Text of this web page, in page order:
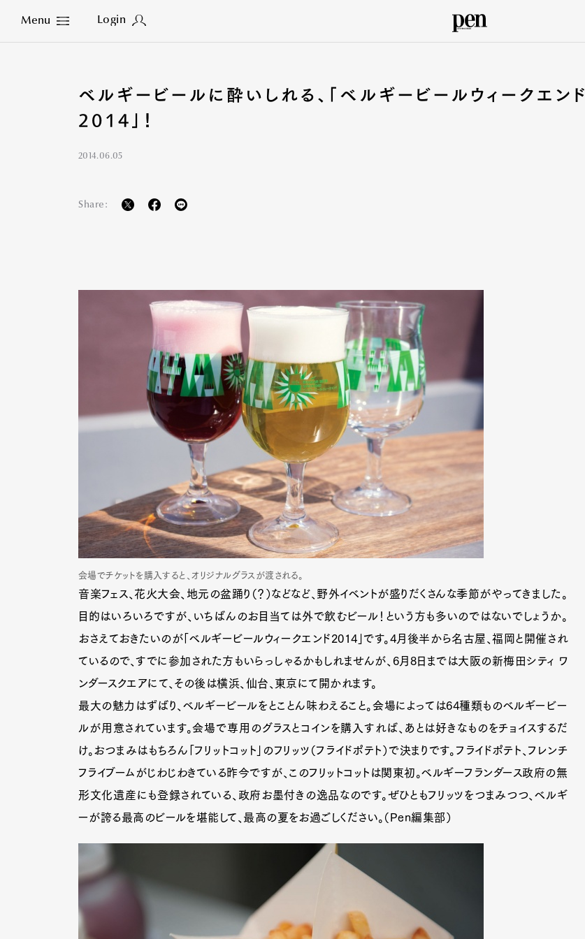
Menu Login
Close
ベルギービールに酔いしれる、「ベルギービールウィークエンド
2014」！
2014.06.05
Share:
会場でチケットを購入すると、オリジナルグラスが渡される。
音楽フェス、花火大会、地元の盆踊り（？）などなど、野外イベントが盛りだくさんな季節がやってきました。
目的はいろいろですが、いちばんのお目当ては外で飲むビール！という方も多いのではないでしょうか。
おさえておきたいのが「ベルギービールウィークエンド2014」です。4月後半から名古屋、福岡と開催され
ているので、すでに参加された方もいらっしゃるかもしれませんが、6月8日までは大阪の新梅田シティ ワ
ンダースクエアにて、その後は横浜、仙台、東京にて開かれます。
最大の魅力はずばり、ベルギービールをとことん味わえること。会場によっては64種類ものベルギービー
ルが用意されています。会場で専用のグラスとコインを購入すれば、あとは好きなものをチョイスするだ
け。おつまみはもちろん「フリットコット」のフリッツ（フライドポテト）で決まりです。フライドポテト、フレンチ
フライブームがじわじわきている昨今ですが、このフリットコットは関東初。ベルギーフランダース政府の無
形文化遺産にも登録されている、政府お墨付きの逸品なのです。ぜひともフリッツをつまみつつ、ベルギ
ーが誇る最高のビールを堪能して、最高の夏をお過ごしください。（Pen編集部）